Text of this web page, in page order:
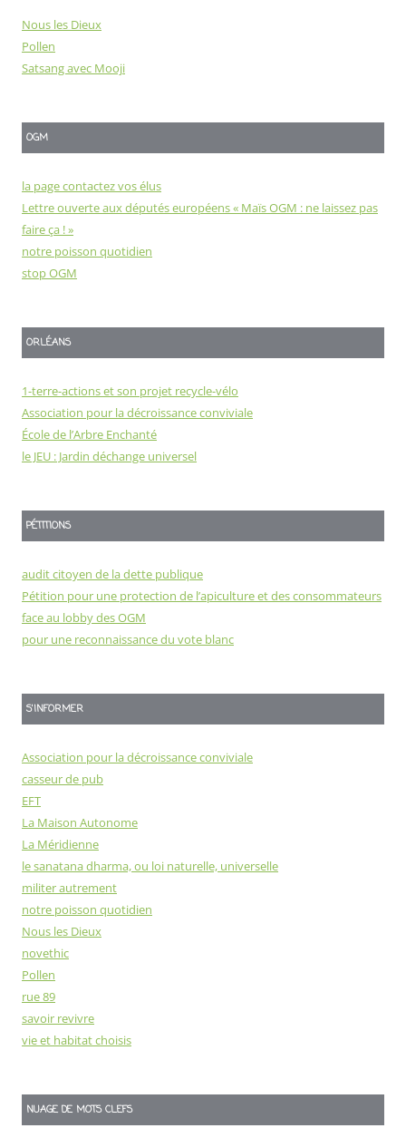
Nous les Dieux
Pollen
Satsang avec Mooji
OGM
la page contactez vos élus
Lettre ouverte aux députés européens « Maïs OGM : ne laissez pas
faire ça ! »
notre poisson quotidien
stop OGM
ORLÉANS
1-terre-actions et son projet recycle-vélo
Association pour la décroissance conviviale
École de l’Arbre Enchanté
le JEU : Jardin déchange universel
PÉTITIONS
audit citoyen de la dette publique
Pétition pour une protection de l’apiculture et des consommateurs
face au lobby des OGM
pour une reconnaissance du vote blanc
S'INFORMER
Association pour la décroissance conviviale
casseur de pub
EFT
La Maison Autonome
La Méridienne
le sanatana dharma, ou loi naturelle, universelle
militer autrement
notre poisson quotidien
Nous les Dieux
novethic
Pollen
rue 89
savoir revivre
vie et habitat choisis
NUAGE DE MOTS CLEFS